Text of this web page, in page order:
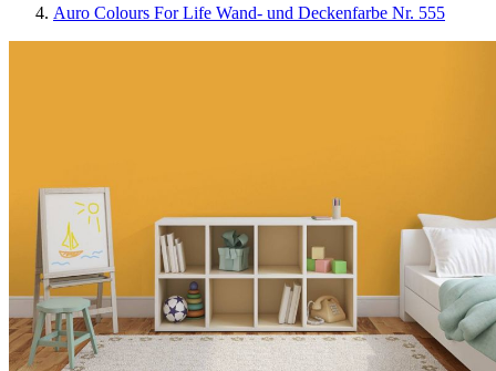
Auro Colours For Life Wand- und Deckenfarbe Nr. 555